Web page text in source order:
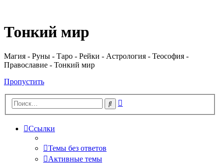
Тонкий мир
Магия - Руны - Таро - Рейки - Астрология - Теософия -
Православие - Тонкий мир
Пропустить
Поиск
Ссылки
Темы без ответов
Активные темы